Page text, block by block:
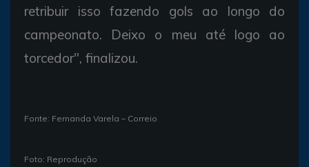
retribuir isso fazendo gols ao longo do
campeonato. Deixo o meu até logo ao
torcedor", finalizou.
Fonte: Fernanda Varela – Correio
Foto: Reprodução